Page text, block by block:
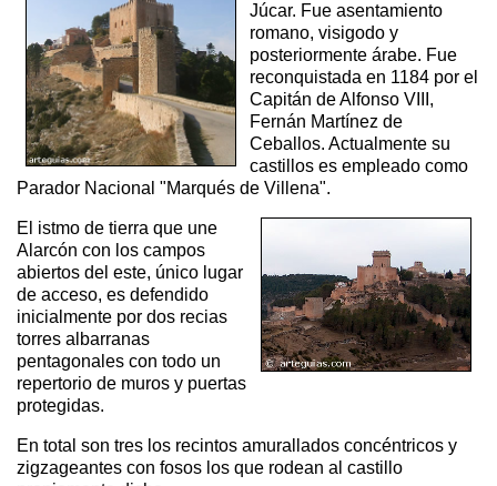
Júcar. Fue asentamiento
romano, visigodo y
posteriormente árabe. Fue
reconquistada en 1184 por el
Capitán de Alfonso VIII,
Fernán Martínez de
Ceballos. Actualmente su
castillos es empleado como
Parador Nacional "Marqués de Villena".
El istmo de tierra que une
Alarcón con los campos
abiertos del este, único lugar
de acceso, es defendido
inicialmente por dos recias
torres albarranas
pentagonales con todo un
repertorio de muros y puertas
protegidas.
En total son tres los recintos amurallados concéntricos y
zigzageantes con fosos los que rodean al castillo